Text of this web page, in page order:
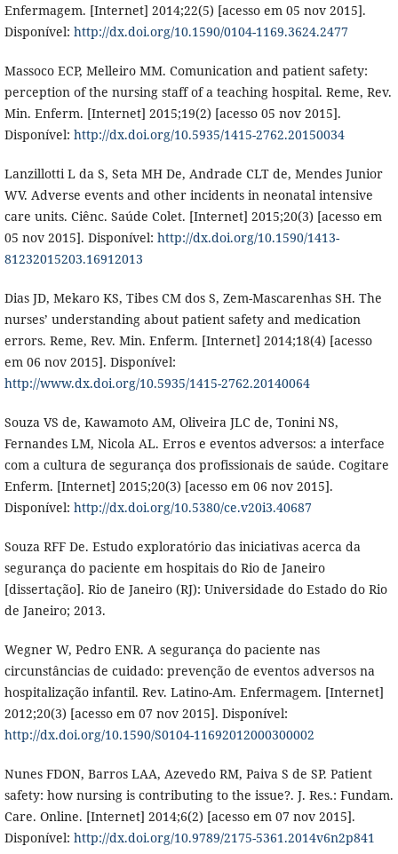
Enfermagem. [Internet] 2014;22(5) [acesso em 05 nov 2015].
Disponível: http://dx.doi.org/10.1590/0104-1169.3624.2477
Massoco ECP, Melleiro MM. Comunication and patient safety:
perception of the nursing staff of a teaching hospital. Reme, Rev.
Min. Enferm. [Internet] 2015;19(2) [acesso 05 nov 2015].
Disponível: http://dx.doi.org/10.5935/1415-2762.20150034
Lanzillotti L da S, Seta MH De, Andrade CLT de, Mendes Junior
WV. Adverse events and other incidents in neonatal intensive
care units. Ciênc. Saúde Colet. [Internet] 2015;20(3) [acesso em
05 nov 2015]. Disponível: http://dx.doi.org/10.1590/1413-
81232015203.16912013
Dias JD, Mekaro KS, Tibes CM dos S, Zem-Mascarenhas SH. The
nurses’ understanding about patient safety and medication
errors. Reme, Rev. Min. Enferm. [Internet] 2014;18(4) [acesso
em 06 nov 2015]. Disponível:
http://www.dx.doi.org/10.5935/1415-2762.20140064
Souza VS de, Kawamoto AM, Oliveira JLC de, Tonini NS,
Fernandes LM, Nicola AL. Erros e eventos adversos: a interface
com a cultura de segurança dos profissionais de saúde. Cogitare
Enferm. [Internet] 2015;20(3) [acesso em 06 nov 2015].
Disponível: http://dx.doi.org/10.5380/ce.v20i3.40687
Souza RFF De. Estudo exploratório das iniciativas acerca da
segurança do paciente em hospitais do Rio de Janeiro
[dissertação]. Rio de Janeiro (RJ): Universidade do Estado do Rio
de Janeiro; 2013.
Wegner W, Pedro ENR. A segurança do paciente nas
circunstâncias de cuidado: prevenção de eventos adversos na
hospitalização infantil. Rev. Latino-Am. Enfermagem. [Internet]
2012;20(3) [acesso em 07 nov 2015]. Disponível:
http://dx.doi.org/10.1590/S0104-11692012000300002
Nunes FDON, Barros LAA, Azevedo RM, Paiva S de SP. Patient
safety: how nursing is contributing to the issue?. J. Res.: Fundam.
Care. Online. [Internet] 2014;6(2) [acesso em 07 nov 2015].
Disponível: http://dx.doi.org/10.9789/2175-5361.2014v6n2p841